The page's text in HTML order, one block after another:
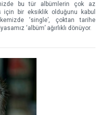
bu tür albümlerin çok az
için bir eksiklik olduğunu kabul
‘single’, çoktan tarihe
‘albüm’ ağırlıklı dönüyor.